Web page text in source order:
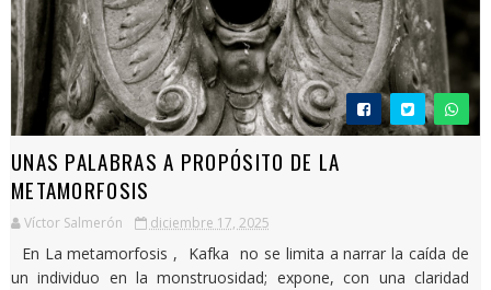
UNAS PALABRAS A PROPÓSITO DE LA
METAMORFOSIS
Víctor Salmerón diciembre 17, 2025
En La metamorfosis , Kafka no se limita a narrar la caída de
un individuo en la monstruosidad; expone, con una claridad